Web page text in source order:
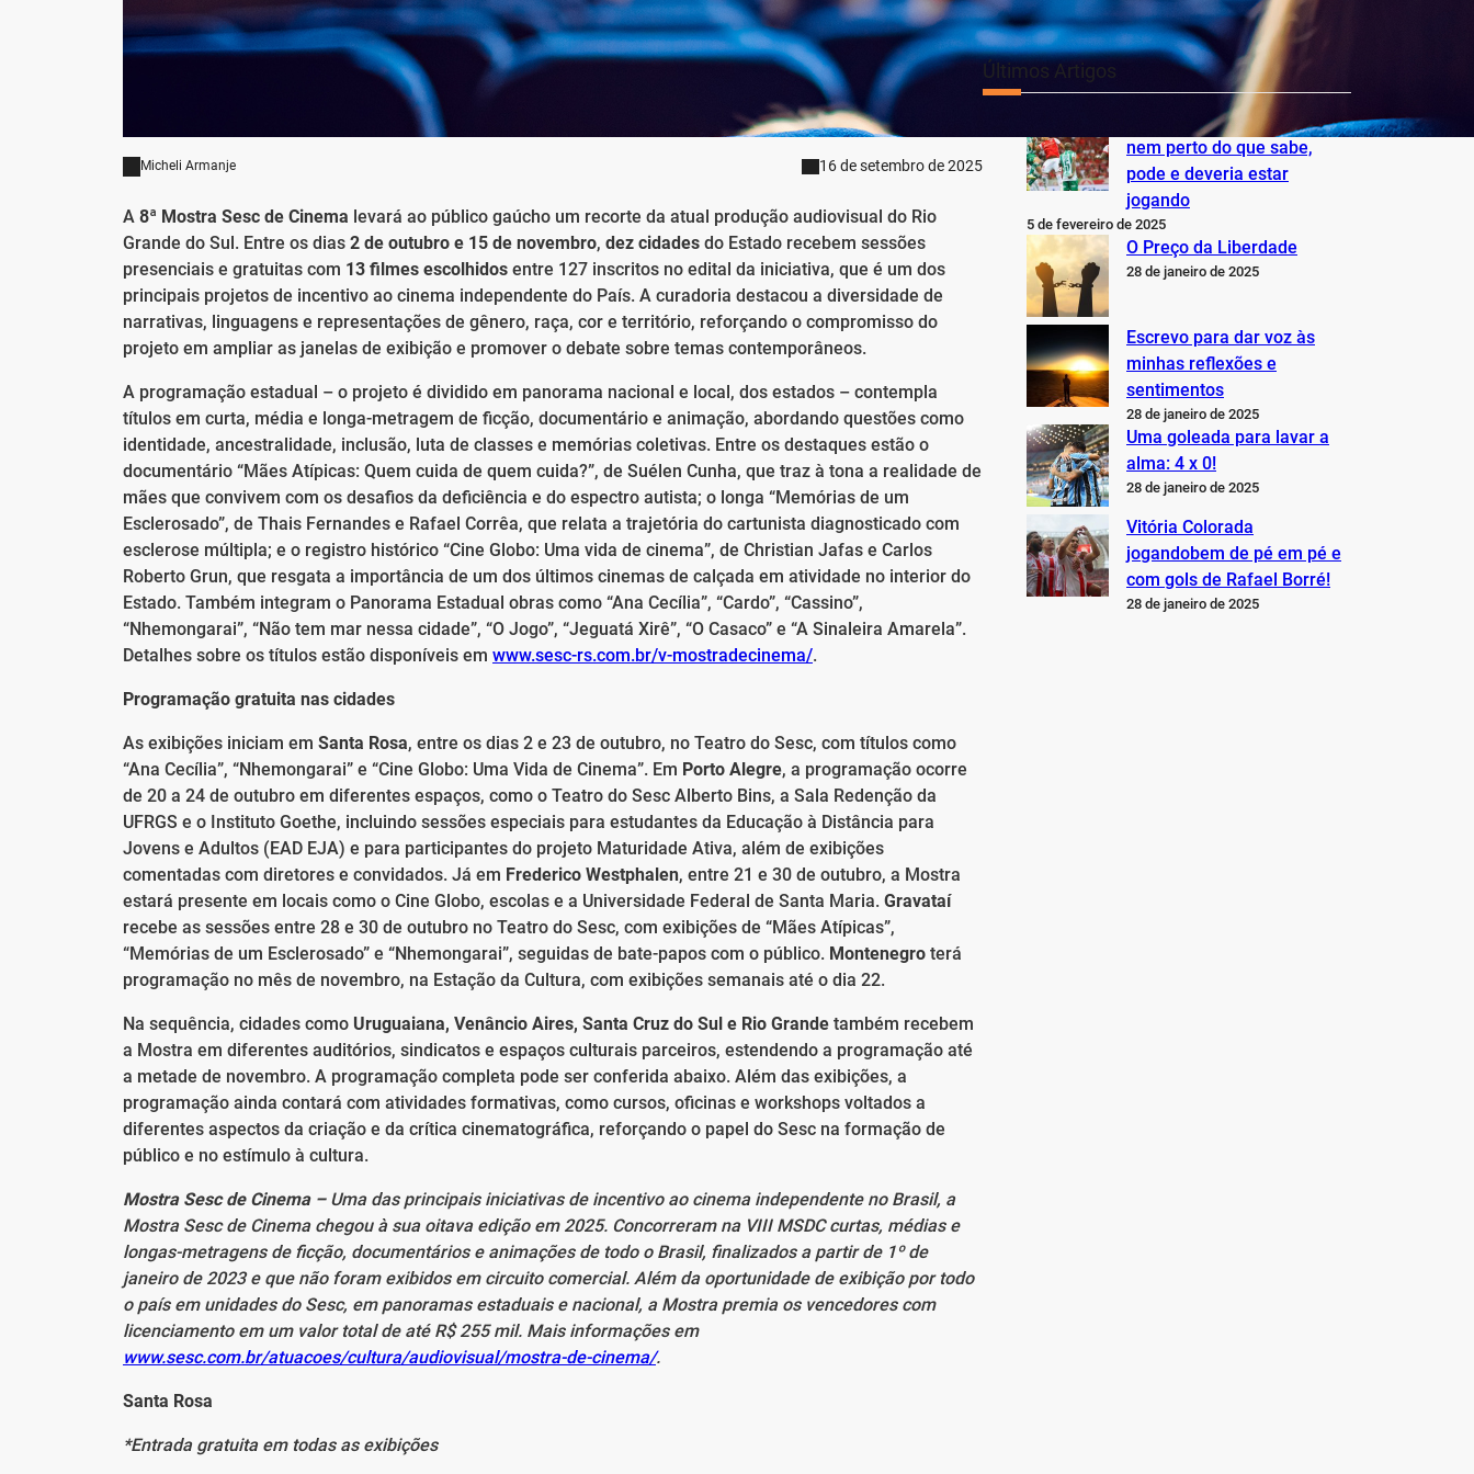
Micheli Armanje 16 de setembro de 2025
A 8ª Mostra Sesc de Cinema levará ao público gaúcho um recorte da atual produção audiovisual do Rio
Grande do Sul. Entre os dias 2 de outubro e 15 de novembro, dez cidades do Estado recebem sessões
presenciais e gratuitas com 13 filmes escolhidos entre 127 inscritos no edital da iniciativa, que é um dos
principais projetos de incentivo ao cinema independente do País. A curadoria destacou a diversidade de
narrativas, linguagens e representações de gênero, raça, cor e território, reforçando o compromisso do
projeto em ampliar as janelas de exibição e promover o debate sobre temas contemporâneos.
A programação estadual – o projeto é dividido em panorama nacional e local, dos estados – contempla
títulos em curta, média e longa-metragem de ficção, documentário e animação, abordando questões como
identidade, ancestralidade, inclusão, luta de classes e memórias coletivas. Entre os destaques estão o
documentário “Mães Atípicas: Quem cuida de quem cuida?”, de Suélen Cunha, que traz à tona a realidade de
mães que convivem com os desafios da deficiência e do espectro autista; o longa “Memórias de um
Esclerosado”, de Thais Fernandes e Rafael Corrêa, que relata a trajetória do cartunista diagnosticado com
esclerose múltipla; e o registro histórico “Cine Globo: Uma vida de cinema”, de Christian Jafas e Carlos
Roberto Grun, que resgata a importância de um dos últimos cinemas de calçada em atividade no interior do
Estado. Também integram o Panorama Estadual obras como “Ana Cecília”, “Cardo”, “Cassino”,
“Nhemongarai”, “Não tem mar nessa cidade”, “O Jogo”, “Jeguatá Xirê”, “O Casaco” e “A Sinaleira Amarela”.
Detalhes sobre os títulos estão disponíveis em www.sesc-rs.com.br/v-mostradecinema/.
Programação gratuita nas cidades
As exibições iniciam em Santa Rosa, entre os dias 2 e 23 de outubro, no Teatro do Sesc, com títulos como
“Ana Cecília”, “Nhemongarai” e “Cine Globo: Uma Vida de Cinema”. Em Porto Alegre, a programação ocorre
de 20 a 24 de outubro em diferentes espaços, como o Teatro do Sesc Alberto Bins, a Sala Redenção da
UFRGS e o Instituto Goethe, incluindo sessões especiais para estudantes da Educação à Distância para
Jovens e Adultos (EAD EJA) e para participantes do projeto Maturidade Ativa, além de exibições
comentadas com diretores e convidados. Já em Frederico Westphalen, entre 21 e 30 de outubro, a Mostra
estará presente em locais como o Cine Globo, escolas e a Universidade Federal de Santa Maria. Gravataí
recebe as sessões entre 28 e 30 de outubro no Teatro do Sesc, com exibições de “Mães Atípicas”,
“Memórias de um Esclerosado” e “Nhemongarai”, seguidas de bate-papos com o público. Montenegro terá
programação no mês de novembro, na Estação da Cultura, com exibições semanais até o dia 22.
Na sequência, cidades como Uruguaiana, Venâncio Aires, Santa Cruz do Sul e Rio Grande também recebem
a Mostra em diferentes auditórios, sindicatos e espaços culturais parceiros, estendendo a programação até
a metade de novembro. A programação completa pode ser conferida abaixo. Além das exibições, a
programação ainda contará com atividades formativas, como cursos, oficinas e workshops voltados a
diferentes aspectos da criação e da crítica cinematográfica, reforçando o papel do Sesc na formação de
público e no estímulo à cultura.
Mostra Sesc de Cinema –Uma das principais iniciativas de incentivo ao cinema independente no Brasil, a
Mostra Sesc de Cinema chegou à sua oitava edição em 2025. Concorreram na VIII MSDC curtas, médias e
longas-metragens de ficção, documentários e animações de todo o Brasil, finalizados a partir de 1º de
janeiro de 2023 e que não foram exibidos em circuito comercial. Além da oportunidade de exibição por todo
o país em unidades do Sesc, em panoramas estaduais e nacional, a Mostra premia os vencedores com
licenciamento em um valor total de até R$ 255 mil. Mais informações em
www.sesc.com.br/atuacoes/cultura/audiovisual/mostra-de-cinema/.
Santa Rosa
*Entrada gratuita em todas as exibições
Últimos Artigos
O Inter não está jogando
nem perto do que sabe,
pode e deveria estar
jogando
5 de fevereiro de 2025
O Preço da Liberdade
28 de janeiro de 2025
Escrevo para dar voz às
minhas reflexões e
sentimentos
28 de janeiro de 2025
Uma goleada para lavar a
alma: 4 x 0!
28 de janeiro de 2025
Vitória Colorada
jogandobem de pé em pé e
com gols de Rafael Borré!
28 de janeiro de 2025